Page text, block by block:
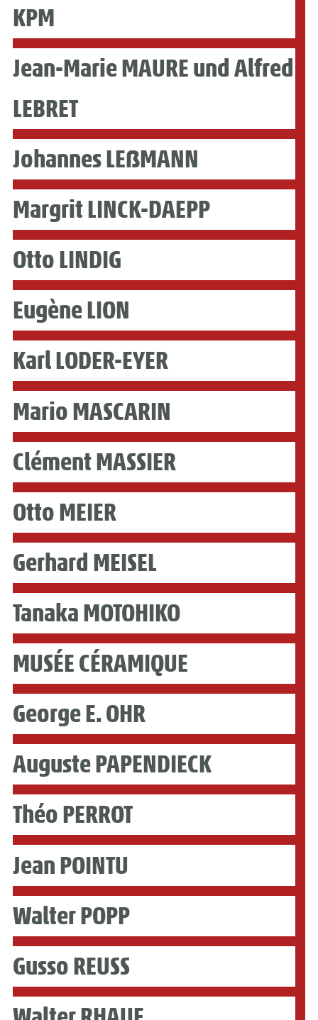
KPM
Jean-Marie MAURE und Alfred
LEBRET
Johannes LEẞMANN
Margrit LINCK-DAEPP
Otto LINDIG
Eugène LION
Karl LODER-EYER
Mario MASCARIN
Clément MASSIER
Otto MEIER
Gerhard MEISEL
Tanaka MOTOHIKO
MUSÉE CÉRAMIQUE
George E. OHR
Auguste PAPENDIECK
Théo PERROT
Jean POINTU
Walter POPP
Gusso REUSS